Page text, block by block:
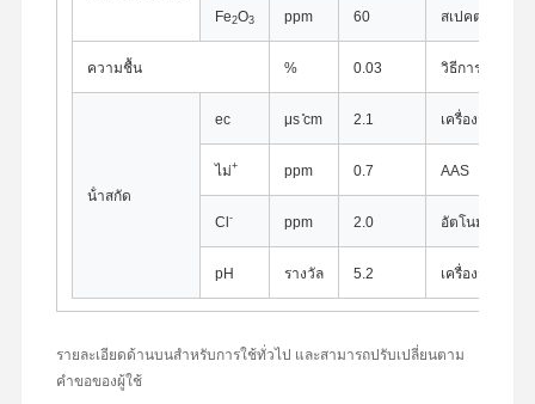
Fe2O3 ppm 60 สเปคตรโฟโตเ
ความชื้น % 0.03 วิธีการชั่งน้ําห
น้ําสกัด
ec μs ̊cm 2.1 เครื่องวัดการนํ
ไม่+ ppm 0.7 AAS
Cl- ppm 2.0 อัตโนมัติ
pH รางวัล 5.2 เครื่องวัด PH
รายละเอียดด้านบนสําหรับการใช้ทั่วไป และสามารถปรับเปลี่ยนตาม
คําขอของผู้ใช้